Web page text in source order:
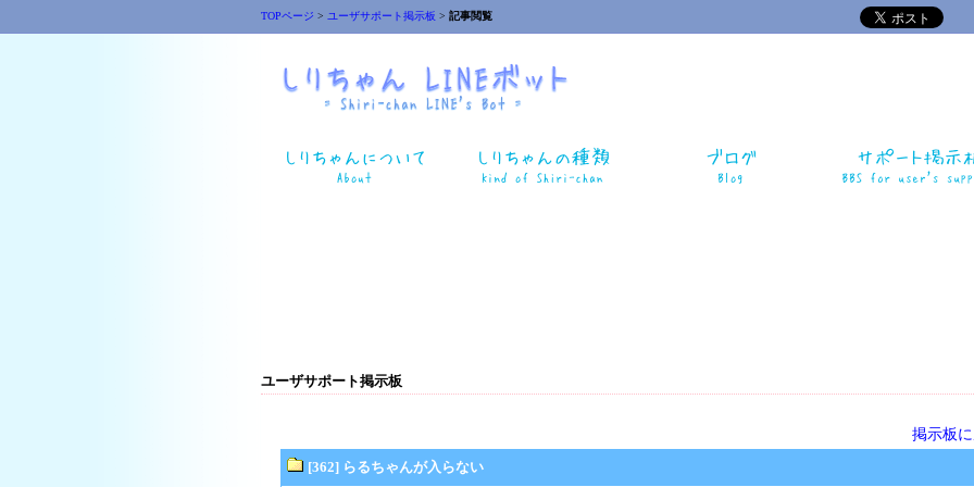
TOPページ > ユーザサポート掲示板 > 記事閲覧
ユーザサポート掲示板
掲示板
[362] らるちゃんが入らない